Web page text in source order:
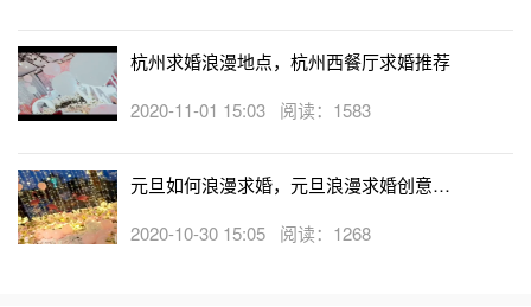
杭州求婚浪漫地点，杭州西餐厅求婚推荐
2020-11-01 15:03 阅读：1583
元旦如何浪漫求婚，元旦浪漫求婚创意攻
2020-10-30 15:05 阅读：1268